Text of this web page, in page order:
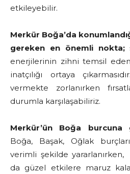
etkileyebilir.
Merkür Boğa’da
gereken en önemli nokta;
enerjilerinin zihni temsil
inatçılığı ortaya
vermekte zorlanırken
durumla karşılaşabiliriz.
Merkür’ün Boğa
Boğa, Başak, Oğlak
verimli şekilde yararlanırken,
da güzel etkilere maruz